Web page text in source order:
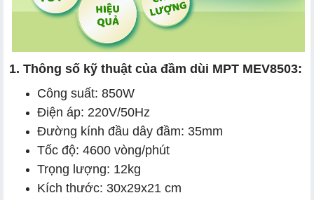
1. Thông số kỹ thuật của đầm dùi MPT MEV8503:
Công suất: 850W
Điện áp: 220V/50Hz
Đường kính đầu dây đầm: 35mm
Tốc độ: 4600 vòng/phút
Trọng lượng: 12kg
Kích thước: 30x29x21 cm